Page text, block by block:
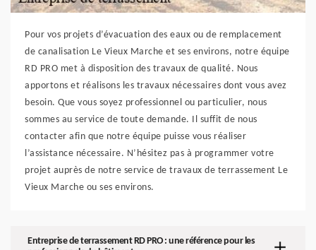
Pour vos projets d’évacuation des eaux ou de remplacement
de canalisation Le Vieux Marche et ses environs, notre équipe
RD PRO met à disposition des travaux de qualité. Nous
apportons et réalisons les travaux nécessaires dont vous avez
besoin. Que vous soyez professionnel ou particulier, nous
sommes au service de toute demande. Il suffit de nous
contacter afin que notre équipe puisse vous réaliser
l’assistance nécessaire. N’hésitez pas à programmer votre
projet auprès de notre service de travaux de terrassement Le
Vieux Marche ou ses environs.
Entreprise de terrassement RD PRO : une référence pour les